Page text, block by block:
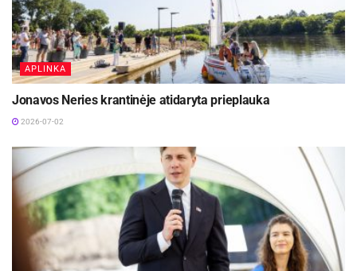
APLINKA
Jonavos Neries krantinėje atidaryta prieplauka
2026-07-02